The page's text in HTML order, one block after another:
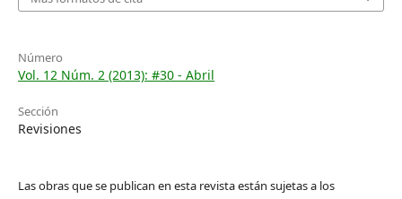
Número
Vol. 12 Núm. 2 (2013): #30 - Abril
Sección
Revisiones
Las obras que se publican en esta revista están sujetas a los